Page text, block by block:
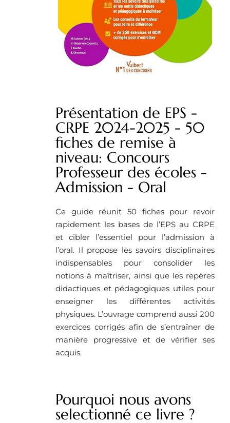
Présentation de EPS -
CRPE 2024-2025 - 50
fiches de remise à
niveau: Concours
Professeur des écoles -
Admission - Oral
Ce guide réunit 50 fiches pour revoir
rapidement les bases de l’EPS au CRPE
et cibler l’essentiel pour l’admission à
l’oral. Il propose les savoirs disciplinaires
indispensables pour consolider les
notions à maîtriser, ainsi que les repères
didactiques et pédagogiques utiles pour
enseigner les différentes activités
physiques. L’ouvrage comprend aussi 200
exercices corrigés afin de s’entraîner de
manière progressive et de vérifier ses
acquis.
Pourquoi nous avons
selectionné ce livre ? ​